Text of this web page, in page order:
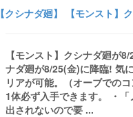
【クシナダ廻】 【モンスト
【モンスト】クシナダ廻
ナダ廻が8/25(金)に降臨! 気
リアが可能。（オーブでの
1体必ず入手できます。 ・
出されないので要 ...